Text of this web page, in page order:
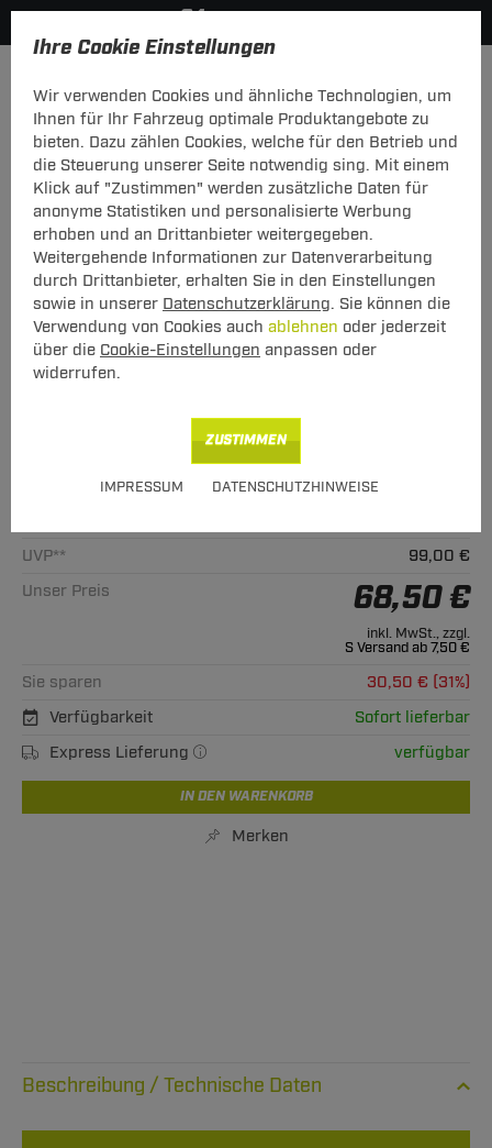
Ihre Cookie Einstellungen
Wir verwenden Cookies und ähnliche Technologien, um
Ihnen für Ihr Fahrzeug optimale Produktangebote zu
bieten. Dazu zählen Cookies, welche für den Betrieb und
die Steuerung unserer Seite notwendig sing. Mit einem
Klick auf "Zustimmen" werden zusätzliche Daten für
anonyme Statistiken und personalisierte Werbung
erhoben und an Drittanbieter weitergegeben.
Weitergehende Informationen zur Datenverarbeitung
durch Drittanbieter, erhalten Sie in den Einstellungen
sowie in unserer Datenschutzerklärung. Sie können die
Verwendung von Cookies auch ablehnen oder jederzeit
über die Cookie-Einstellungen anpassen oder
widerrufen.
IMPRESSUM DATENSCHUTZHINWEISE
ZUSTIMMEN
Hier geht's zur Fahrzeugübersicht: Honda Accord Aerodeck
Elektrosatz 7-pol. von TowTec: Honda
Accord Aerodeck V Typ CE
Universeller 7-poliger Elektrosatz
Art.-Nr.
Hinweise beachten
UVP**
99,00 €
Unser Preis
68,50 €
inkl. MwSt., zzgl.
S Versand ab 7,50 €
Sie sparen
30,50 € (31%)
Verfügbarkeit
Sofort lieferbar
Express Lieferung
verfügbar
IN DEN WARENKORB
Merken
Technische Daten